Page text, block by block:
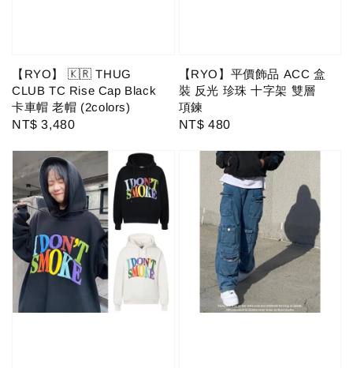
【RYO】 🇰🇷 THUG
CLUB TC Rise Cap Black
卡車帽 老帽 (2colors)
Regular
NT$ 3,480
【RYO】平價飾品 ACC 盒
裝 反光 珍珠 十字架 雙層
項鍊
Regular
NT$ 480